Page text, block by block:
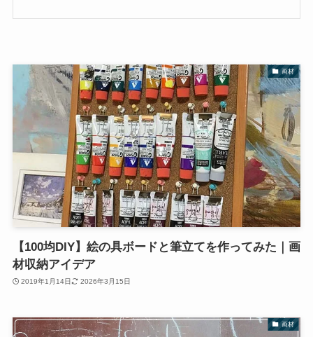
画材
【100均DIY】絵の具ボードと筆立てを作ってみた｜画
材収納アイデア
2019年1月14日 2026年3月15日
画材